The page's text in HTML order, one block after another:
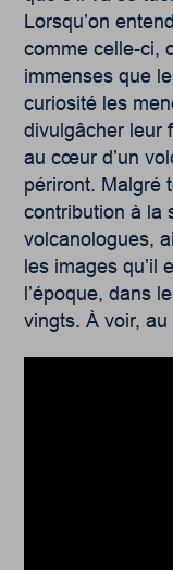
Lorsqu’on
comme celle-ci,
immenses que
curiosité les
divulgâcher leur
au cœur d’un
périront. Malgré
contribution à la
volcanologues,
les images qu’il
l’époque, dans
vingts. À voir,